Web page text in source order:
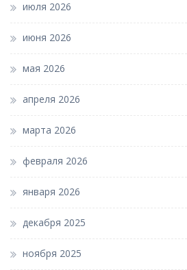
июля 2026
июня 2026
мая 2026
апреля 2026
марта 2026
февраля 2026
января 2026
декабря 2025
ноября 2025